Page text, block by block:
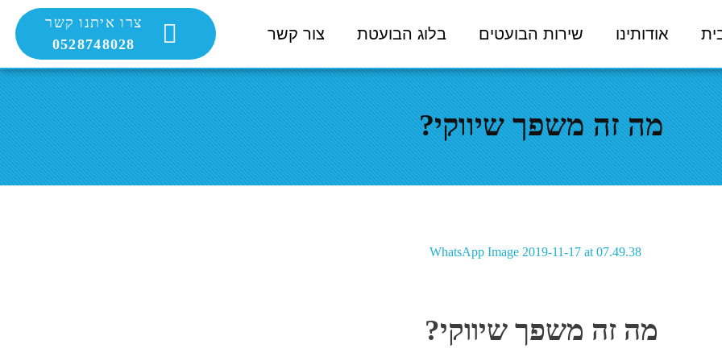
אודותינו שירות הבועטים בלוג הבועטת צור קשר
צרו איתנו קשר
0528748028
מה זה משפך שיווקי?
מה זה משפך שיווקי?